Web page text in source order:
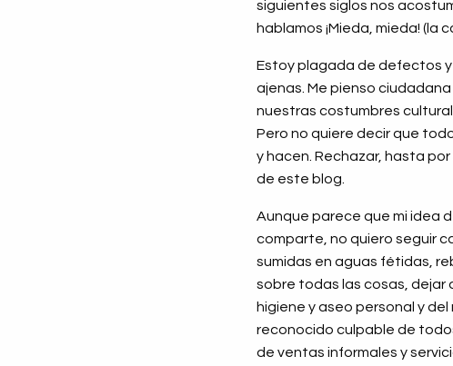
siguientes siglos nos
hablamos ¡Mieda, mieda! (la
Estoy plagada de defectos
ajenas. Me pienso
nuestras costumbres
Pero no quiere decir que
y hacen. Rechazar, hasta
de este blog.
Aunque parece que mi idea
comparte, no quiero seguir
sumidas en aguas fétidas,
sobre todas las cosas, dejar
higiene y aseo personal y del
reconocido culpable de
de ventas informales y